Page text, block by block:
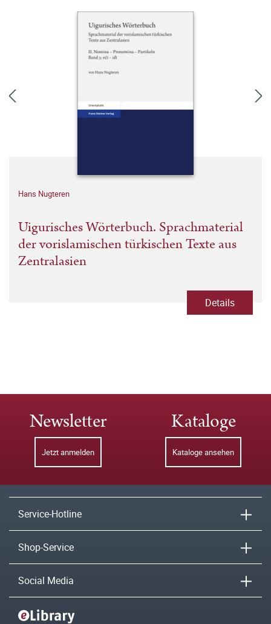
Hans Nugteren
Uigurisches Wörterbuch. Sprachmaterial
der vorislamischen türkischen Texte aus
Zentralasien
Details
Newsletter
Jetzt anmelden
Kataloge
Kataloge ansehen
Service-Hotline
Shop-Service
Social Media